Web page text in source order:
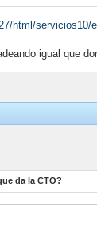
html/servicios10/
igual que
da la CTO?